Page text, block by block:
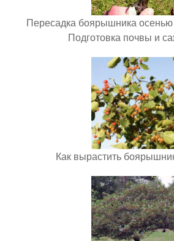
Пересадка боярышника
Подготовка почвы и
Как вырастить